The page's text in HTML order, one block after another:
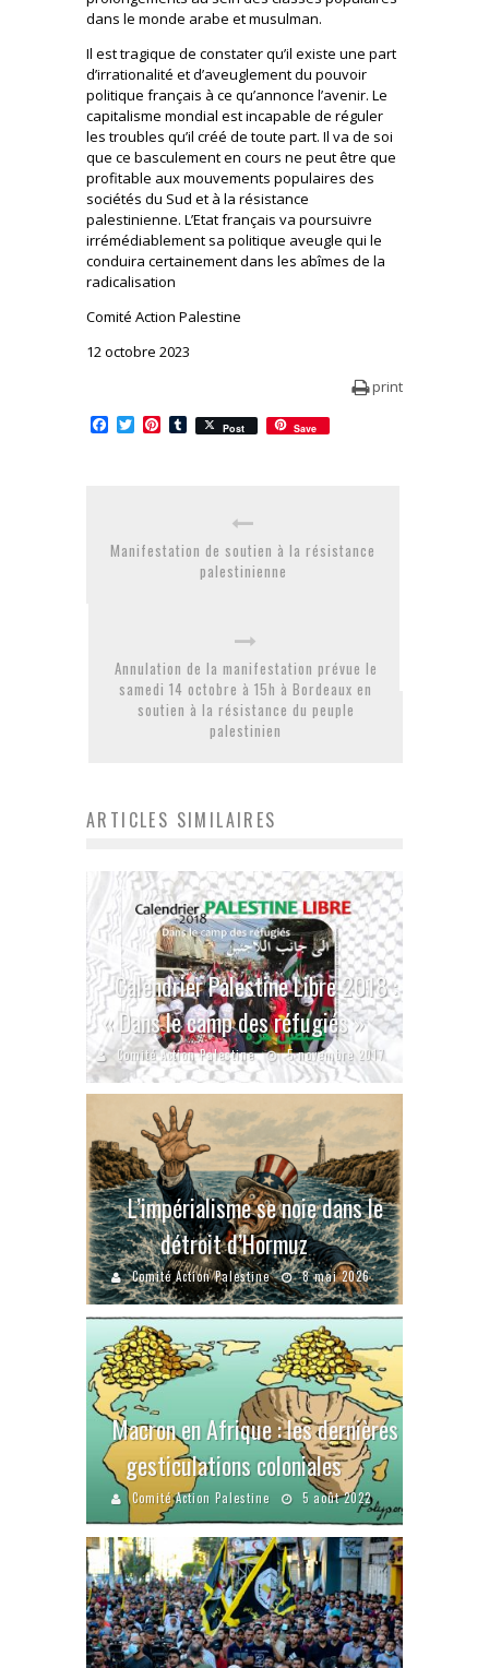
dans le monde arabe et musulman.
Il est tragique de constater qu’il existe une part
d’irrationalité et d’aveuglement du pouvoir
politique français à ce qu’annonce l’avenir. Le
capitalisme mondial est incapable de réguler
les troubles qu’il créé de toute part. Il va de soi
que ce basculement en cours ne peut être que
profitable aux mouvements populaires des
sociétés du Sud et à la résistance
palestinienne. L’Etat français va poursuivre
irrémédiablement sa politique aveugle qui le
conduira certainement dans les abîmes de la
radicalisation
Comité Action Palestine
12 octobre 2023
print
Facebook
TwitterPinterest
Tumblr
Post Save
Manifestation de soutien à la résistance
palestinienne
Annulation de la manifestation prévue le
samedi 14 octobre à 15h à Bordeaux en
soutien à la résistance du peuple
palestinien
ARTICLES SIMILAIRES
Calendrier Palestine Libre 2018 :
« Dans le camp des réfugiés »
Comité Action Palestine 5 novembre 2017
L’impérialisme se noie dans le
détroit d’Hormuz
Comité Action Palestine 8 mai 2026
Macron en Afrique : les dernières
gesticulations coloniales
Comité Action Palestine 5 août 2022